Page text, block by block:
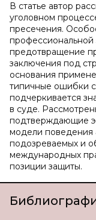
В статье автор
уголовном
пресечения.
предотвращение
заключения под
основания
типичные ошибки
подчеркивается
в суде.
подтверждающие
модели поведения
подозреваемых и
международных
позиции защиты.